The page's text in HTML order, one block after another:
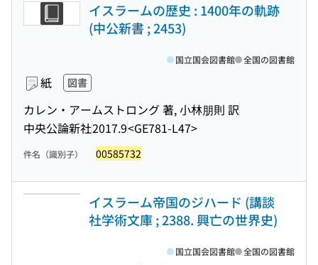
イスラームの歴史 : 1400年の軌跡
(中公新書 ; 2453)
紙 図書
カレン・アームストロング 著, 小林朋則 訳
中央公論新社2017.9<GE781-L47>
国立国会図書館 全国の図書館
件名（識別子） 00585732
イスラーム帝国のジハード (講談
社学術文庫 ; 2388. 興亡の世界史)
国立国会図書館 全国の図書館